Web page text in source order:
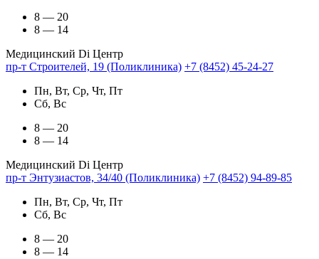
8 — 20
8 — 14
Медицинский Di Центр
пр-т Строителей, 19 (Поликлиника) +7 (8452) 45-24-27
Пн, Вт, Ср, Чт, Пт
Сб, Вс
8 — 20
8 — 14
Медицинский Di Центр
пр-т Энтузиастов, 34/40 (Поликлиника) +7 (8452) 94-89-85
Пн, Вт, Ср, Чт, Пт
Сб, Вс
8 — 20
8 — 14